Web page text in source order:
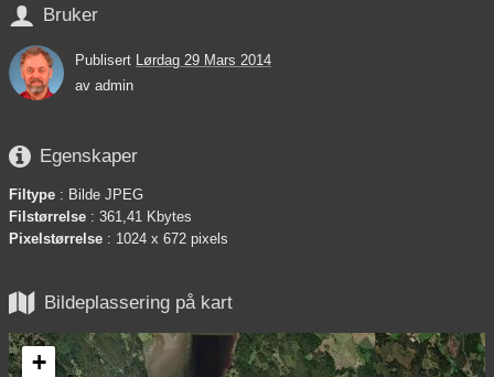
 Bruker
Publisert
Lørdag 29 Mars 2014
av admin
 Egenskaper
Filtype : Bilde JPEG
Filstørrelse : 361,41 Kbytes
Pixelstørrelse : 1024 x 672 pixels
 Bildeplassering på kart
+